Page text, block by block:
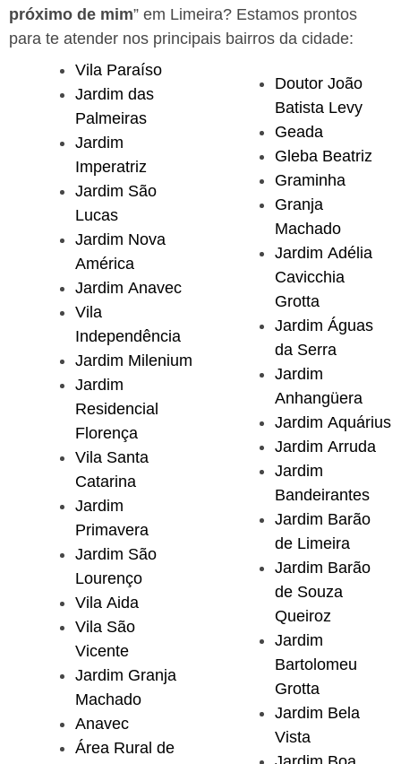
próximo de mim” em Limeira? Estamos prontos
para te atender nos principais bairros da cidade:
Vila Paraíso
Jardim das
Palmeiras
Jardim
Imperatriz
Jardim São
Lucas
Jardim Nova
América
Jardim Anavec
Vila
Independência
Jardim Milenium
Jardim
Residencial
Florença
Vila Santa
Catarina
Jardim
Primavera
Jardim São
Lourenço
Vila Aida
Vila São
Vicente
Jardim Granja
Machado
Anavec
Área Rural de
Doutor João
Batista Levy
Geada
Gleba Beatriz
Graminha
Granja
Machado
Jardim Adélia
Cavicchia
Grotta
Jardim Águas
da Serra
Jardim
Anhangüera
Jardim Aquárius
Jardim Arruda
Jardim
Bandeirantes
Jardim Barão
de Limeira
Jardim Barão
de Souza
Queiroz
Jardim
Bartolomeu
Grotta
Jardim Bela
Vista